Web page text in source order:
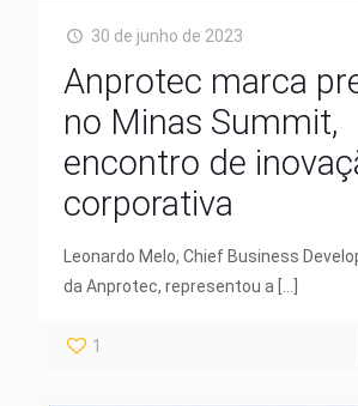
30 de junho de 2023
Anprotec marca
no Minas Summit,
encontro de
corporativa
Leonardo Melo, Chief Business
da Anprotec, representou a […]
1